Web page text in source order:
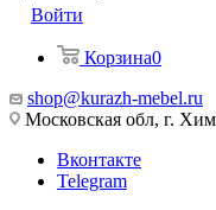
Войти
Корзина0
shop@kurazh-mebel.ru
Московская обл, г.
Вконтакте
Telegram